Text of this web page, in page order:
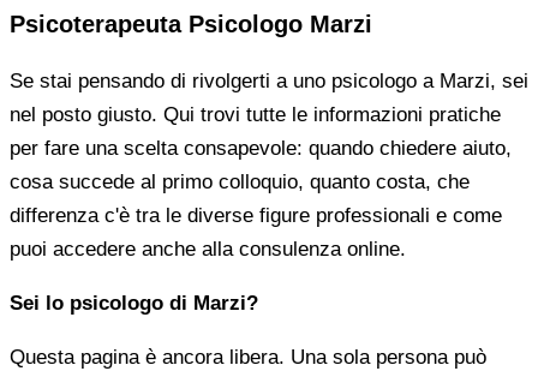
Psicoterapeuta Psicologo Marzi
Se stai pensando di rivolgerti a uno psicologo a Marzi, sei
nel posto giusto. Qui trovi tutte le informazioni pratiche
per fare una scelta consapevole: quando chiedere aiuto,
cosa succede al primo colloquio, quanto costa, che
differenza c'è tra le diverse figure professionali e come
puoi accedere anche alla consulenza online.
Sei lo psicologo di Marzi?
Questa pagina è ancora libera. Una sola persona può